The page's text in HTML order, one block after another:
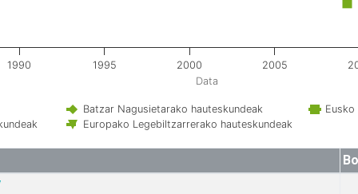
Data
Batzar Nagusietarako hauteskundeak
Europako Legebiltzarrerako hauteskundeak
1990 1995 2000 2005